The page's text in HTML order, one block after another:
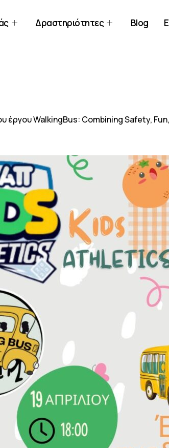
Δραστηριότητες Blog
έργου WalkingBus: Combining Safety,